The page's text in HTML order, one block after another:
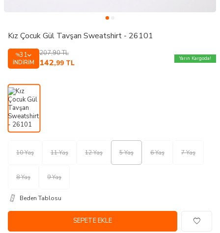
Kız Çocuk Gül Tavşan Sweatshirt - 26101
%31
İNDIRIM
207,90TL
142,99 TL
Yarın Kargoda!
10 Yaş 11 Yaş 12 Yaş 5 Yaş 6 Yaş 7 Yaş
8 Yaş 9 Yaş
Beden Tablosu
SEPETE EKLE